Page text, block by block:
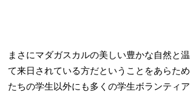
まさにマダガスカルの美しい豊かな自然と
て来日されている方だということをあらた
たちの学生以外にも多くの学生ボランティ